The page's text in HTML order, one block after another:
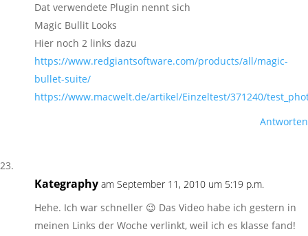
Dat verwendete Plugin nennt sich
Magic Bullit Looks
Hier noch 2 links dazu
https://www.redgiantsoftware.com/products/all/magic-
bullet-suite/
https://www.macwelt.de/artikel/Einzeltest/371240/
Antworten
Kategraphy am September 11, 2010 um 5:19 p.m.
Hehe. Ich war schneller 😉 Das Video habe ich gestern in
meinen Links der Woche verlinkt, weil ich es klasse fand!